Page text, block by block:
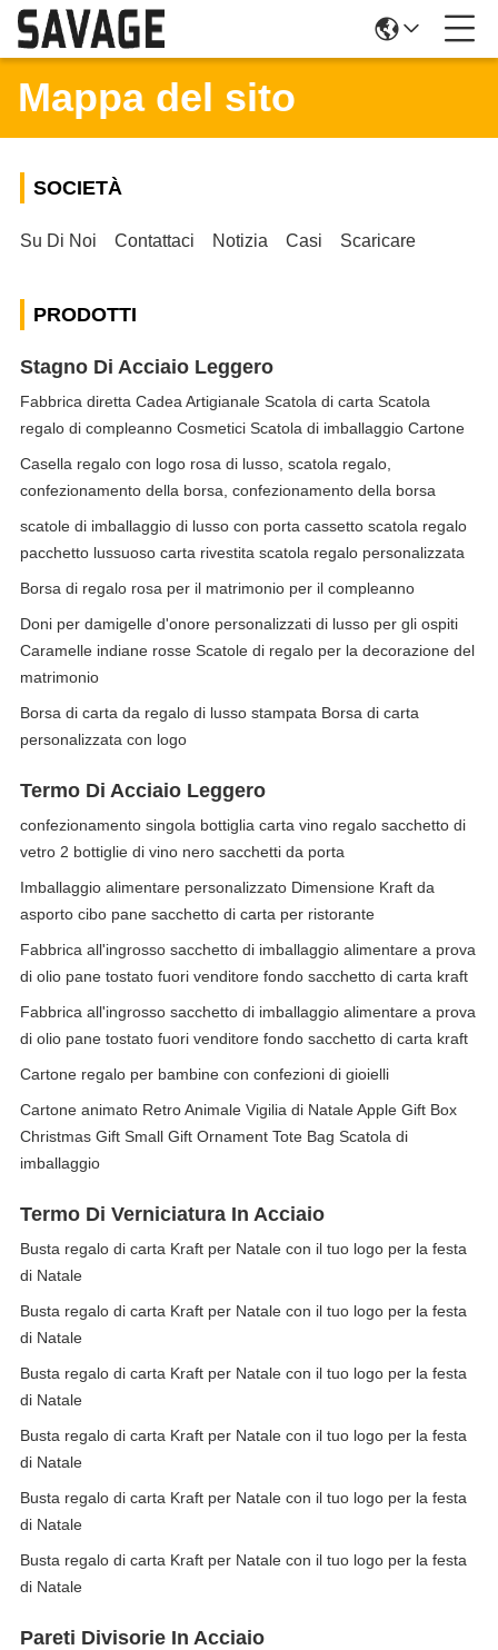
Mappa del sito
SOCIETÀ
Su Di Noi Contattaci Notizia Casi Scaricare
PRODOTTI
Stagno Di Acciaio Leggero
Fabbrica diretta Cadea Artigianale Scatola di carta Scatola
regalo di compleanno Cosmetici Scatola di imballaggio Cartone
Casella regalo con logo rosa di lusso, scatola regalo,
confezionamento della borsa, confezionamento della borsa
scatole di imballaggio di lusso con porta cassetto scatola regalo
pacchetto lussuoso carta rivestita scatola regalo personalizzata
Borsa di regalo rosa per il matrimonio per il compleanno
Doni per damigelle d'onore personalizzati di lusso per gli ospiti
Caramelle indiane rosse Scatole di regalo per la decorazione del
matrimonio
Borsa di carta da regalo di lusso stampata Borsa di carta
personalizzata con logo
Termo Di Acciaio Leggero
confezionamento singola bottiglia carta vino regalo sacchetto di
vetro 2 bottiglie di vino nero sacchetti da porta
Imballaggio alimentare personalizzato Dimensione Kraft da
asporto cibo pane sacchetto di carta per ristorante
Fabbrica all'ingrosso sacchetto di imballaggio alimentare a prova
di olio pane tostato fuori venditore fondo sacchetto di carta kraft
Fabbrica all'ingrosso sacchetto di imballaggio alimentare a prova
di olio pane tostato fuori venditore fondo sacchetto di carta kraft
Cartone regalo per bambine con confezioni di gioielli
Cartone animato Retro Animale Vigilia di Natale Apple Gift Box
Christmas Gift Small Gift Ornament Tote Bag Scatola di
imballaggio
Termo Di Verniciatura In Acciaio
Busta regalo di carta Kraft per Natale con il tuo logo per la festa
di Natale
Busta regalo di carta Kraft per Natale con il tuo logo per la festa
di Natale
Busta regalo di carta Kraft per Natale con il tuo logo per la festa
di Natale
Busta regalo di carta Kraft per Natale con il tuo logo per la festa
di Natale
Busta regalo di carta Kraft per Natale con il tuo logo per la festa
di Natale
Busta regalo di carta Kraft per Natale con il tuo logo per la festa
di Natale
Pareti Divisorie In Acciaio